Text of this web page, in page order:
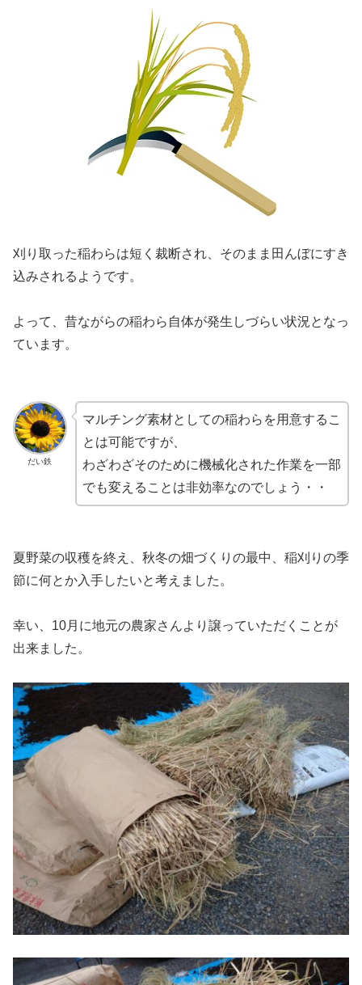
刈り取った稲わらは短く裁断され、そのまま田んぼにすき
込みされるようです。
よって、昔ながらの稲わら自体が発生しづらい状況となっ
ています。
だい鉄
マルチング素材としての稲わらを用意するこ
とは可能ですが、
わざわざそのために機械化された作業を一部
でも変えることは非効率なのでしょう・・
夏野菜の収穫を終え、秋冬の畑づくりの最中、稲刈りの季
節に何とか入手したいと考えました。
幸い、10月に地元の農家さんより譲っていただくことが
出来ました。